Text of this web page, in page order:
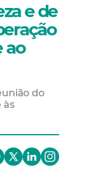
e de
ao
do
às